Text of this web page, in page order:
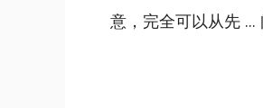
意，完全可以从先 ...